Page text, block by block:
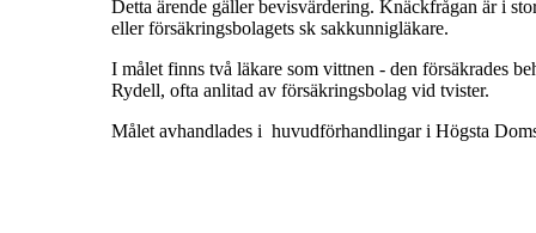
Detta ärende gäller bevisvärdering. Knäckfrågan är i
eller försäkringsbolagets sk sakkunnigläkare.
I målet finns två läkare som vittnen - den försäkrades
Rydell, ofta anlitad av försäkringsbolag vid tvister.
Målet avhandlades i huvudförhandlingar i Högsta